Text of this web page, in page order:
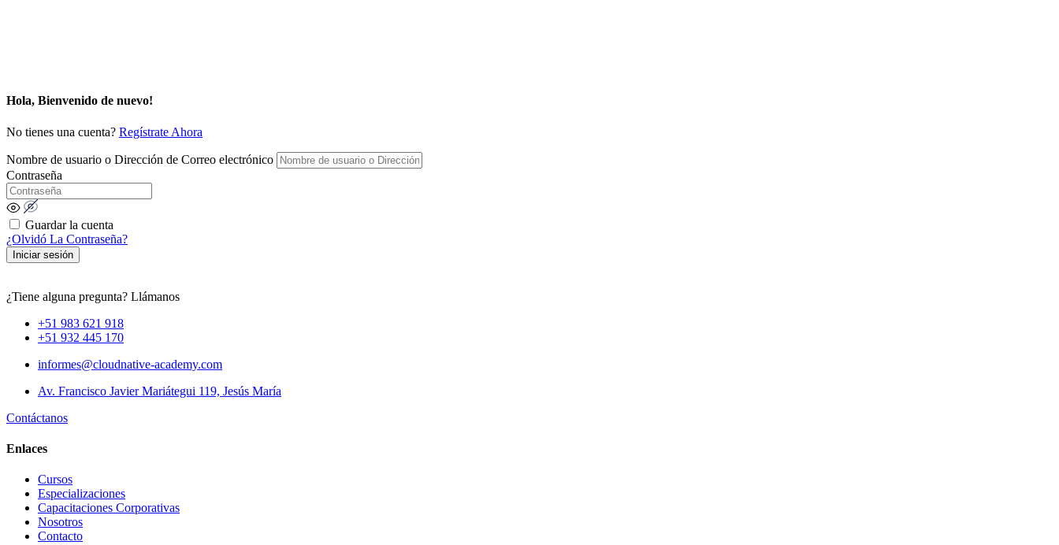
Hola, Bienvenido de nuevo!
No tienes una cuenta? Regístrate Ahora
Nombre de usuario o Dirección de Correo electrónico
Contraseña
Guardar la cuenta
¿Olvidó La Contraseña?
Iniciar sesión
¿Tiene alguna pregunta? Llámanos
+51 983 621 918
+51 932 445 170
informes@cloudnative-academy.com
Av. Francisco Javier Mariátegui 119, Jesús María
Contáctanos
Enlaces
Cursos
Especializaciones
Capacitaciones Corporativas
Nosotros
Contacto